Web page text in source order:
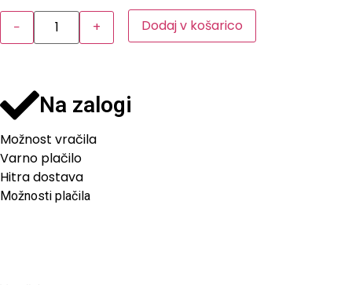
− + Dodaj v košarico
Na zalogi
Možnost vračila
Varno plačilo
Hitra dostava
Možnosti plačila